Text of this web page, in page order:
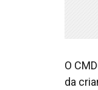
O
da